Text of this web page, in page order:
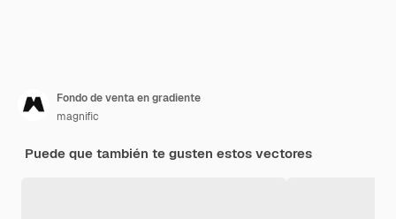
Fondo de venta en gradiente
magnific
Puede que también te gusten estos vectores